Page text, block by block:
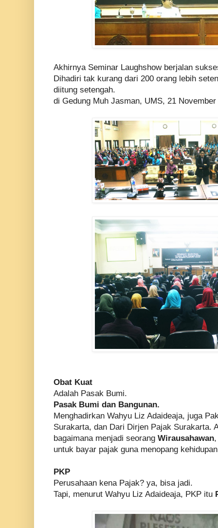
Akhirnya Seminar Laughshow berjalan
Dihadiri tak kurang dari 200 orang lebih
diitung setengah.
di Gedung Muh Jasman, UMS, 21 November
Obat Kuat
Adalah Pasak Bumi.
Pasak Bumi dan Bangunan.
Menghadirkan Wahyu Liz Adaideaja, juga
Surakarta, dan Dari Dirjen Pajak Surakarta.
bagaimana menjadi seorang Wirausahawan
untuk bayar pajak guna menopang
PKP
Perusahaan kena Pajak? ya, bisa jadi.
Tapi, menurut Wahyu Liz Adaideaja, PKP itu